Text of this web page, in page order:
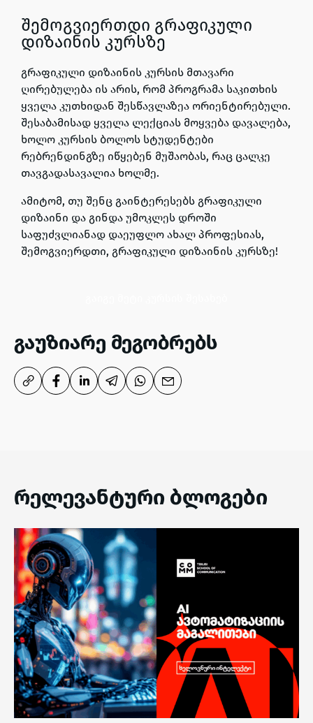
შემოგვიერთდი გრაფიკული
დიზაინის კურსზე
გრაფიკული დიზაინის კურსის მთავარი
ღირებულება ის არის, რომ პროგრამა საკითხის
ყველა კუთხიდან შესწავლაზეა ორიენტირებული.
შესაბამისად ყველა ლექციას მოყვება დავალება,
ხოლო კურსის ბოლოს სტუდენტები
რებრენდინგზე იწყებენ მუშაობას, რაც ცალკე
თავგადასავალია ხოლმე.
ამიტომ, თუ შენც გაინტერესებს გრაფიკული
დიზაინი და გინდა უმოკლეს დროში
საფუძვლიანად დაეუფლო ახალ პროფესიას,
შემოგვიერდთი, გრაფიკული დიზაინის კურსზე!
გაუზიარე მეგობრებს
რელევანტური ბლოგები